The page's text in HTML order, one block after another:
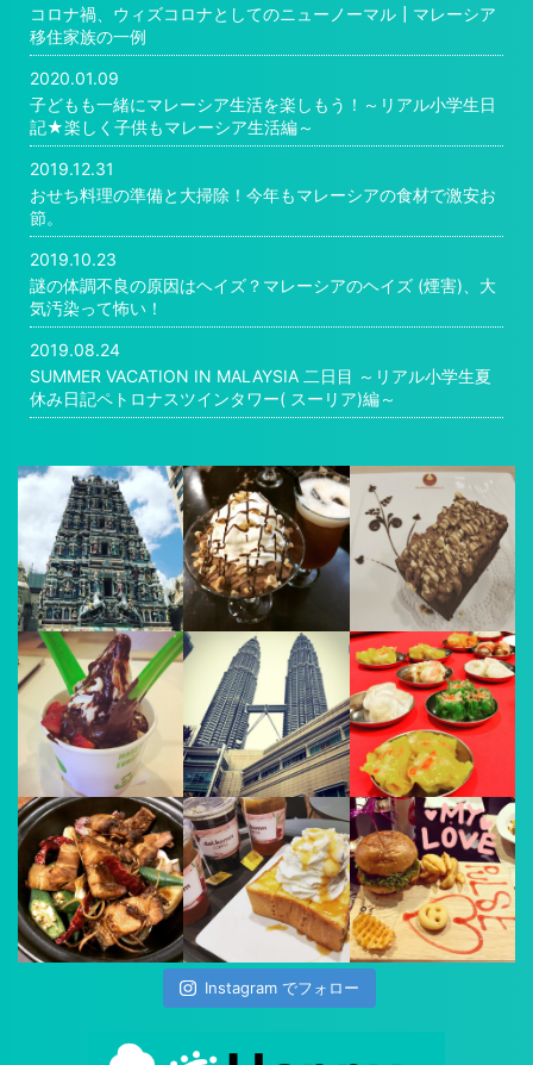
コロナ禍、ウィズコロナとしてのニューノーマル┃マレーシア
移住家族の一例
2020.01.09
子どもも一緒にマレーシア生活を楽しもう！～リアル小学生日
記★楽しく子供もマレーシア生活編～
2019.12.31
おせち料理の準備と大掃除！今年もマレーシアの食材で激安お
節。
2019.10.23
謎の体調不良の原因はヘイズ？マレーシアのヘイズ (煙害)、大
気汚染って怖い！
2019.08.24
SUMMER VACATION IN MALAYSIA 二日目 ～リアル小学生夏
休み日記ペトロナスツインタワー( スーリア)編～
Instagram でフォロー